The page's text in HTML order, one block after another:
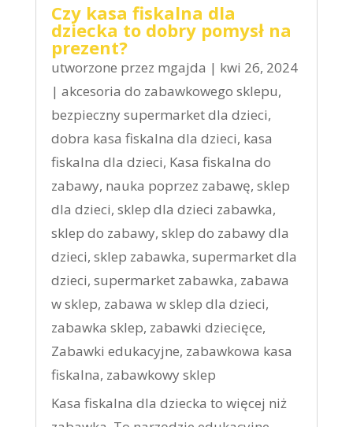
Czy kasa fiskalna dla
dziecka to dobry pomysł na
prezent?
utworzone przez mgajda | kwi 26, 2024
| akcesoria do zabawkowego sklepu,
bezpieczny supermarket dla dzieci,
dobra kasa fiskalna dla dzieci, kasa
fiskalna dla dzieci, Kasa fiskalna do
zabawy, nauka poprzez zabawę, sklep
dla dzieci, sklep dla dzieci zabawka,
sklep do zabawy, sklep do zabawy dla
dzieci, sklep zabawka, supermarket dla
dzieci, supermarket zabawka, zabawa
w sklep, zabawa w sklep dla dzieci,
zabawka sklep, zabawki dziecięce,
Zabawki edukacyjne, zabawkowa kasa
fiskalna, zabawkowy sklep
Kasa fiskalna dla dziecka to więcej niż